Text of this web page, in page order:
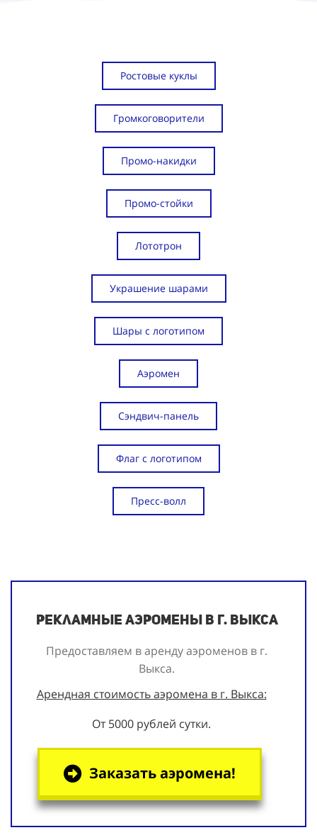
Ростовые куклы
Громкоговорители
Промо-накидки
Промо-стойки
Лототрон
Украшение шарами
Шары с логотипом
Аэромен
Сэндвич-панель
Флаг с логотипом
Пресс-волл
Рекламные аэромены в г. Выкса
Предоставляем в аренду аэроменов в г.
Выкса.
Арендная стоимость аэромена в г. Выкса:
От 5000 рублей сутки.
Заказать аэромена!